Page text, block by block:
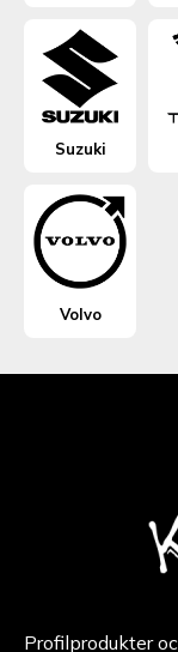
Suzuki
Volvo
Profilprodukter